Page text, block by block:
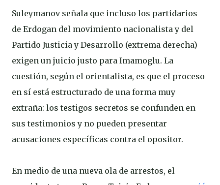
Suleymanov señala que incluso los partidarios
de Erdogan del movimiento nacionalista y del
Partido Justicia y Desarrollo (extrema derecha)
exigen un juicio justo para Imamoglu. La
cuestión, según el orientalista, es que el proceso
en sí está estructurado de una forma muy
extraña: los testigos secretos se confunden en
sus testimonios y no pueden presentar
acusaciones específicas contra el opositor.
En medio de una nueva ola de arrestos, el